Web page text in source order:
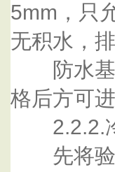
5mm，只
无积水，
防水基
格后方可
2.2.2.冷
先将验